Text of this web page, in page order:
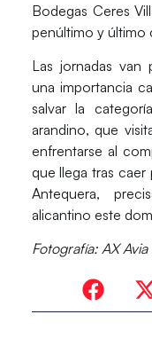
Bodegas Ceres
penúltimo y último
Las jornadas van
una importancia
salvar la
arandino, que
enfrentarse al
que llega tras caer
Antequera,
alicantino este
Fotografía: AX